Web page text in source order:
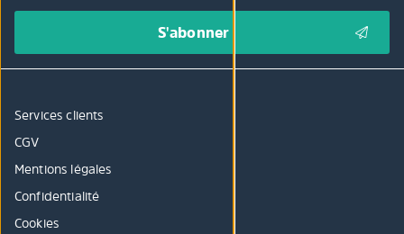
Services clients
CGV
Mentions légales
Confidentialité
Cookies